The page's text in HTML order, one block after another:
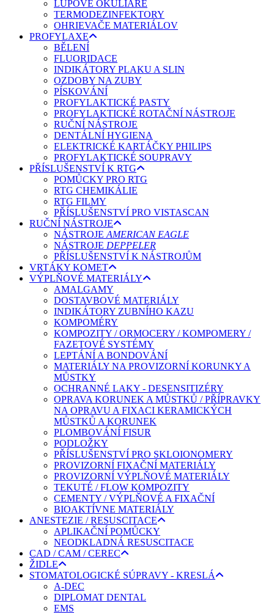
LUPOVÉ OKULIARE
TERMODEZINFEKTORY
OHRIEVAČE MATERIÁLOV
PROFYLAXE
BĚLENÍ
FLUORIDACE
INDIKÁTORY PLAKU A SLIN
OZDOBY NA ZUBY
PÍSKOVÁNÍ
PROFYLAKTICKÉ PASTY
PROFYLAKTICKÉ ROTAČNÍ NÁSTROJE
RUČNÍ NÁSTROJE
DENTÁLNÍ HYGIENA
ELEKTRICKÉ KARTÁČKY PHILIPS
PROFYLAKTICKÉ SOUPRAVY
PŘÍSLUŠENSTVÍ K RTG
POMŮCKY PRO RTG
RTG CHEMIKÁLIE
RTG FILMY
PŘÍSLUŠENSTVÍ PRO VISTASCAN
RUČNÍ NÁSTROJE
NÁSTROJE AMERICAN EAGLE
NÁSTROJE DEPPELER
PŘÍSLUŠENSTVÍ K NÁSTROJŮM
VRTÁKY KOMET
VÝPLŇOVÉ MATERIÁLY
AMALGAMY
DOSTAVBOVÉ MATERIÁLY
INDIKÁTORY ZUBNÍHO KAZU
KOMPOMÉRY
KOMPOZITY / ORMOCERY / KOMPOMERY /
FAZETOVÉ SYSTÉMY
LEPTÁNÍ A BONDOVÁNÍ
MATERIÁLY NA PROVIZORNÍ KORUNKY A
MŮSTKY
OCHRANNÉ LAKY - DESENSITIZÉRY
OPRAVA KORUNEK A MŮSTKŮ / PŘÍPRAVKY
NA OPRAVU A FIXACI KERAMICKÝCH
MŮSTKŮ A KORUNEK
PLOMBOVÁNÍ FISUR
PODLOŽKY
PŘÍSLUŠENSTVÍ PRO SKLOIONOMERY
PROVIZORNÍ FIXAČNÍ MATERIÁLY
PROVIZORNÍ VÝPLŇOVÉ MATERIÁLY
TEKUTÉ / FLOW KOMPOZITY
CEMENTY / VÝPLŇOVÉ A FIXAČNÍ
BIOAKTÍVNE MATERIÁLY
ANESTEZIE / RESUSCITACE
APLIKAČNÍ POMŮCKY
NEODKLADNÁ RESUSCITACE
CAD / CAM / CEREC
ŽIDLE
STOMATOLOGICKÉ SÚPRAVY - KRESLÁ
A-DEC
DIPLOMAT DENTAL
EMS